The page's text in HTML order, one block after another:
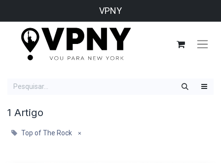
VPNY
1 Artigo
Top of The Rock ×